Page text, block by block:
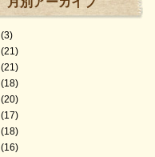
(3)
(21)
(21)
(18)
(20)
(17)
(18)
(16)